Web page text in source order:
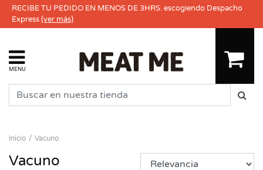
RECIBE TU PEDIDO EN MENOS DE 3HRS. escogiendo Despacho
Express(ver más)
MENU
Inicio Vacuno
Vacuno